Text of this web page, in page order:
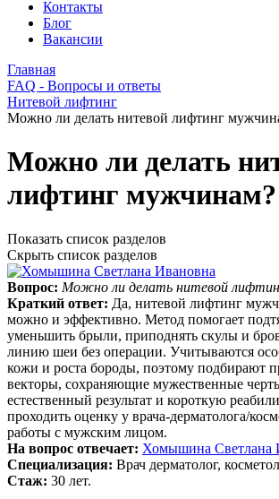
Контакты
Блог
Вакансии
Главная
FAQ - Вопросы и ответы
Нитевой лифтинг
Можно ли делать нитевой лифтинг
Можно ли делать
лифтинг мужчинам?
Показать список разделов
Скрыть список разделов
Вопрос: Можно ли делать нитевой
Краткий ответ: Да, нитевой лифтинг
можно и эффективно. Метод помогает
уменьшить брыли, приподнять скулы и
линию шеи без операции. Учитываются
кожи и роста бороды, поэтому подбирают
векторы, сохраняющие мужественные
естественный результат и короткую
проходить оценку у врача-дерматолога/
работы с мужским лицом.
На вопрос отвечает: Хомышина Светлана
Специализация: Врач дерматолог,
Стаж: 30 лет.